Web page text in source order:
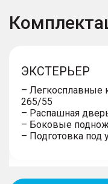
ЭКСТЕРЬЕР
– Легкосплавные
265/55
– Распашная
– Боковые
– Подготовка под